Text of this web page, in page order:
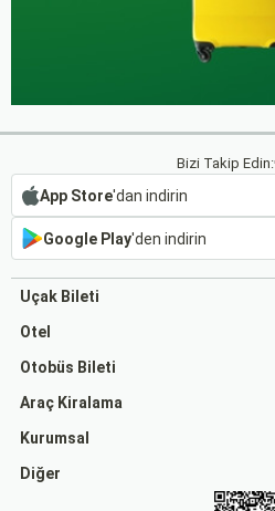
Bizi Takip Edin:
App Store'dan indirin
Google Play'den indirin
Uçak Bileti
Otel
Otobüs Bileti
Araç Kiralama
Kurumsal
Diğer